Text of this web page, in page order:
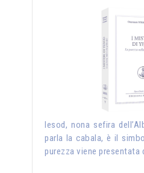
Iesod, nona sefira
parla la cabala, è il
purezza viene presentata